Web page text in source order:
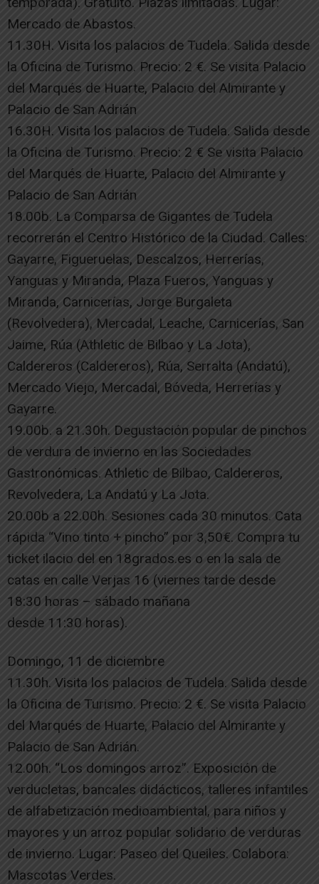
Mercado de Abastos.
11.30H. Visita los palacios de Tudela. Salida desde
la Oficina de Turismo. Precio: 2 €. Se visita Palacio
del Marqués de Huarte, Palacio del Almirante y
Palacio de San Adrián
16.30H. Visita los palacios de Tudela. Salida desde
la Oficina de Turismo. Precio: 2 € Se visita Palacio
del Marqués de Huarte, Palacio del Almirante y
Palacio de San Adrián
18.00b. La Comparsa de Gigantes de Tudela
recorrerán el Centro Histórico de la Ciudad. Calles:
Gayarre, Figueruelas, Descalzos, Herrerías,
Yanguas y Miranda, Plaza Fueros, Yanguas y
Miranda, Carnicerías, Jorge Burgaleta
(Revolvedera), Mercadal, Leache, Carnicerías, San
Jaime, Rúa (Athletic de Bilbao y La Jota),
Caldereros (Caldereros), Rúa, Serralta (Andatú),
Mercado Viejo, Mercadal, Bóveda, Herrerías y
Gayarre.
19.00b. a 21.30h. Degustación popular de pinchos
de verdura de invierno en las Sociedades
Gastronómicas. Athletic de Bilbao, Caldereros,
Revolvedera, La Andatú y La Jota.
20.00b a 22.00h. Sesiones cada 30 minutos. Cata
rápida “Vino tinto + pincho” por 3,50€. Compra tu
ticket ilacio del en 18grados.es o en la sala de
catas en calle Verjas 16 (viernes tarde desde
18:30 horas – sábado mañana
desde 11:30 horas).
Domingo, 11 de diciembre
11.30h. Visita los palacios de Tudela. Salida desde
la Oficina de Turismo. Precio: 2 €. Se visita Palacio
del Marqués de Huarte, Palacio del Almirante y
Palacio de San Adrián.
12.00h. “Los domingos arroz”. Exposición de
verducletas, bancales didácticos, talleres infantiles
de alfabetización medioambiental, para niños y
mayores y un arroz popular solidario de verduras
de invierno. Lugar: Paseo del Queiles. Colabora:
Mascotas Verdes.